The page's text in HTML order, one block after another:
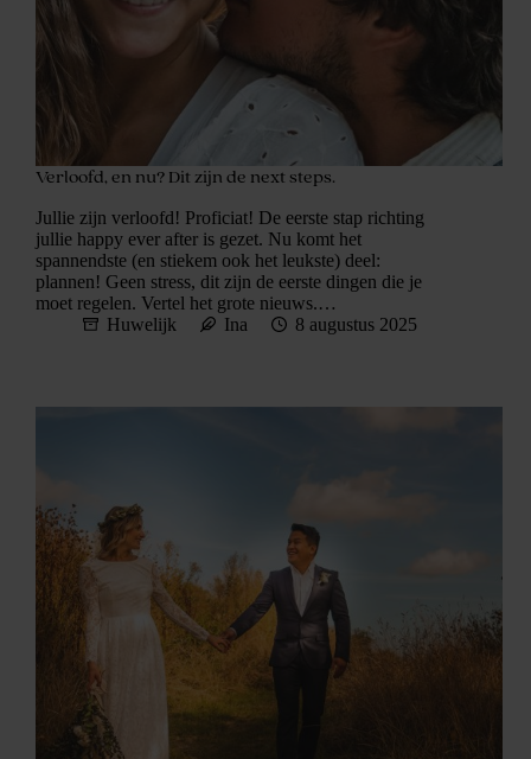
Verloofd, en nu? Dit zijn de next steps.
Jullie zijn verloofd! Proficiat! De eerste stap richting
jullie happy ever after is gezet. Nu komt het
spannendste (en stiekem ook het leukste) deel:
plannen! Geen stress, dit zijn de eerste dingen die je
moet regelen. Vertel het grote nieuws.…
Huwelijk
Ina 8 augustus 2025